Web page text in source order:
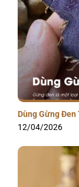
Dùng Gừng Đen
12/04/2026